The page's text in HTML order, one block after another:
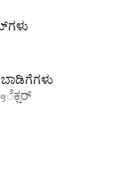
ಬಾಡಿಗೆಗಳು